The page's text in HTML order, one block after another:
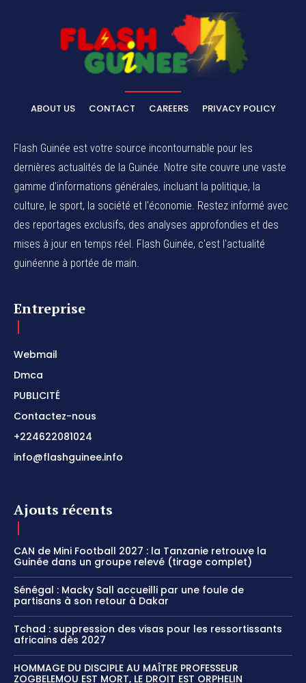
ABOUT US CONTACT CAREERS PRIVACY POLICY
Flash Guinée est votre source incontournable pour les
dernières actualités de la Guinée. Notre site couvre une vaste
gamme d'informations générales, incluant la politique, la
culture, le sport, la société et l'économie. Restez informé avec
des reportages exclusifs, des analyses approfondies et des
mises à jour en temps réel. Flash Guinée, c'est l'actualité
guinéenne à portée de main.
Entreprise
Webmail
Dmca
PUBLICITÉ
Contactez-nous
+224622081024
info@flashguinee.info
Ajouts récents
CAN de Mini Football 2027 : la Tanzanie retrouve la
Guinée dans un groupe relevé (tirage complet)
Sénégal : Macky Sall accueilli par une foule de
partisans à son retour à Dakar
Tchad : suppression des visas pour les ressortissants
africains dès 2027
HOMMAGE DU DISCIPLE AU MAÎTRE PROFESSEUR
ZOGBELEMOU EST MORT, LE DROIT EST ORPHELIN